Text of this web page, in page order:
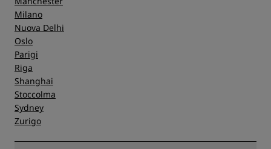
Milano
Nuova Delhi
Oslo
Parigi
Riga
Shanghai
Stoccolma
Sydney
Zurigo